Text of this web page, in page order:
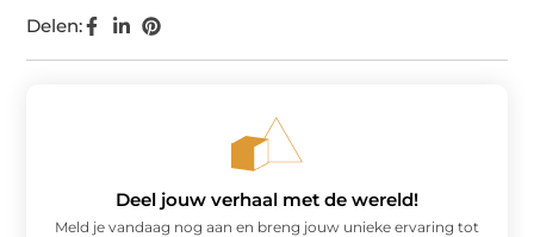
Delen:
Deel jouw verhaal met de wereld!
Meld je vandaag nog aan en breng jouw unieke ervaring tot